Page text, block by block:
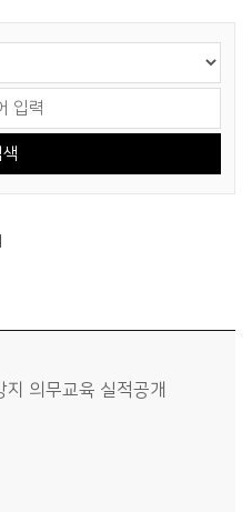
의무교육 실적공개